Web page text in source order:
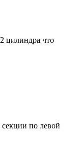
цилиндра что
по левой